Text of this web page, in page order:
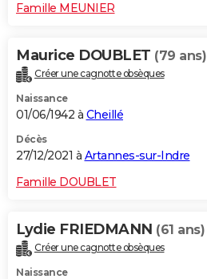
Famille MEUNIER
Maurice DOUBLET (79 ans)
Créer une cagnotte obsèques
Naissance
01/06/1942 à Cheillé
Décès
27/12/2021 à Artannes-sur-Indre
Famille DOUBLET
Lydie FRIEDMANN (61 ans)
Créer une cagnotte obsèques
Naissance